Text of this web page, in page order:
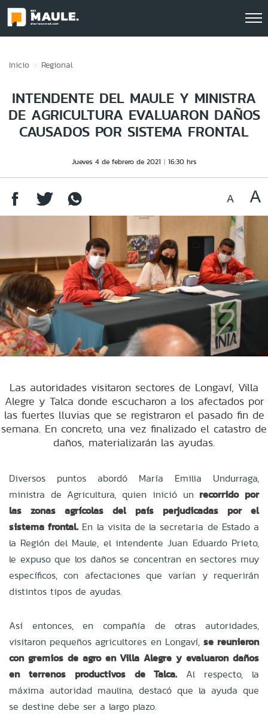
Inicio Regional
INTENDENTE DEL MAULE Y MINISTRA
DE AGRICULTURA EVALUARON DAÑOS
CAUSADOS POR SISTEMA FRONTAL
Jueves 4 de febrero de 2021 16:30 hrs
Las autoridades visitaron sectores de Longaví, Villa
Alegre y Talca donde escucharon a los afectados por
las fuertes lluvias que se registraron el pasado fin de
semana. En concreto, una vez finalizado el catastro de
daños, materializarán las ayudas.
Diversos puntos abordó María Emilia Undurraga,
ministra de Agricultura, quien inició un recorrido por
las zonas agrícolas del país perjudicadas por el
sistema frontal. En la visita de la secretaria de Estado a
la Región del Maule, el intendente Juan Eduardo Prieto,
le expuso que los daños se concentran en sectores muy
específicos, con afectaciones que varían y requerirán
distintos tipos de ayudas.
Así entonces, en compañía de otras autoridades,
visitaron pequeños agricultores en Longaví,se reunieron
con gremios de agro en Villa Alegre y evaluaron daños
en terrenos productivos de Talca. Al respecto, la
máxima autoridad maulina, destacó que la ayuda que
se destine debe ser a largo plazo.